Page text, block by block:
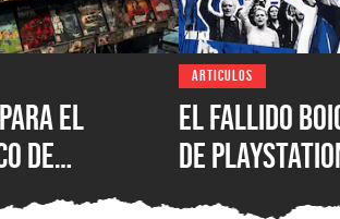
el
de
México?
ARTICULOS
El fallido
de
quién